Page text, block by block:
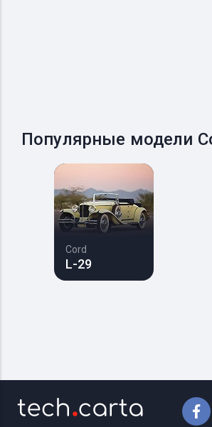
Популярные модели
Cord
L-29